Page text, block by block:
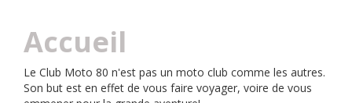
Accueil
Le Club Moto 80 n'est pas un moto club comme les autres.
Son but est en effet de vous faire voyager, voire de vous